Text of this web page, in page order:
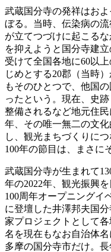
武蔵国分寺の発祥はお
ぼる。当時、伝染病の
が立てつづけに起こる
を抑えようと国分寺建
受けて全国各地に60以
じめとする20郡（当時
もそのひとつで、他国
ったという。現在、史
整備されるなど地元住
年、その唯一無二の文
し、観光まちづくりに
100年の節目は、まさに
武蔵国分寺が生まれて
年の2022年、観光振興
100周年オープニングイ
に登壇した井澤邦夫国
家プロジェクトとして
名を現在もなお自治体
多摩の国分寺市だけ。